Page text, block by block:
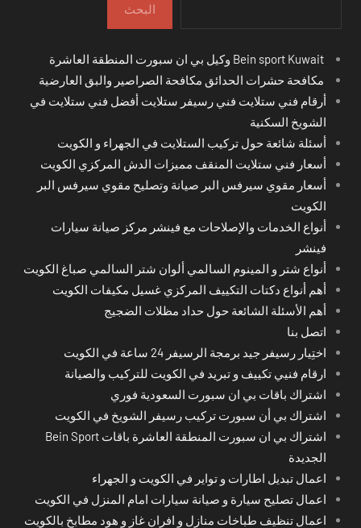
البحث
مكافحة حشرات الحدائق مكافحة الصراصير والبق العارضية
أرقام فني ستلايت فني رسيفر ستلايت أفضل فني ستلايت في
الشويخ السكنية
أسئلة شائعة حول تركيب الستلايت في الجهراء و الكويت
أسعار فني ستلايت المنقف مميزات الدش المركزي الكويت
أسعار مقوي سيرفس البر صيانة وتصليح مقوي سيرفس البر
الكويت
أنواع الخدمات والإصلاحات مع فينشر مركز صيانة سيارات
فينشر
أنواع شتر و المينوم السالمي ألوان شتر السالمي صباغ الكويت
أهم أنواع دكتات التكييف المركزي غسيل مكيفات الكويت
أهم الأسئلة الشائعة حول حداد مظلات الضجيج
اتصل بنا
اختِيار رسيفر جيد برمجة الرسيفر 24 ساعة في الكويت
ارقام فنيي تكييف و تبريد في الكويت للتركيب والصيانة
اشتراك باقات بي ان سبورت السعودية فوري
اشتراك بي أن سبورت تركيب رسيفر الشويخ في الكويت
اشتراك بي ان سبورت المنطقة العاشرة باقات Bein Sport
الجديدة
اعمال تبديل اطارات و تواير في الكويت و الجهراء
اعمال تصليح سيارة و صيانة سيارات امام المنزل في الكويت
اعمال تنظيف طباخات منازل و افران غاز و هود مطابخ بالكويت